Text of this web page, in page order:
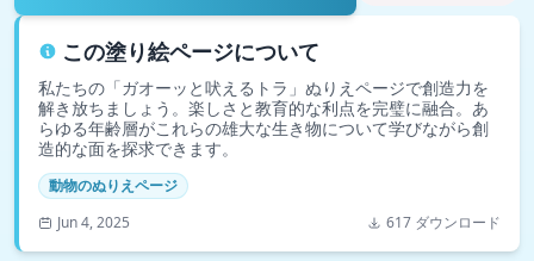
この塗り絵ページについて
私たちの「ガオーッと吠えるトラ」ぬりえページで創造力を
解き放ちましょう。楽しさと教育的な利点を完璧に融合。あ
らゆる年齢層がこれらの雄大な生き物について学びながら創
造的な面を探求できます。
動物のぬりえページ
Jun 4, 2025
617 ダウンロード